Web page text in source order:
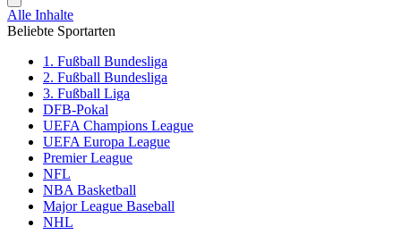
Alle Inhalte
Beliebte Sportarten
1. Fußball Bundesliga
2. Fußball Bundesliga
3. Fußball Liga
DFB-Pokal
UEFA Champions League
UEFA Europa League
Premier League
NFL
NBA Basketball
Major League Baseball
NHL